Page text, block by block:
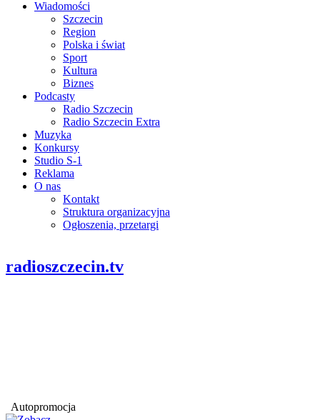
Wiadomości
Szczecin
Region
Polska i świat
Sport
Kultura
Biznes
Podcasty
Radio Szczecin
Radio Szczecin Extra
Muzyka
Konkursy
Studio S-1
Reklama
O nas
Kontakt
Struktura organizacyjna
Ogłoszenia, przetargi
radioszczecin.tv
Autopromocja